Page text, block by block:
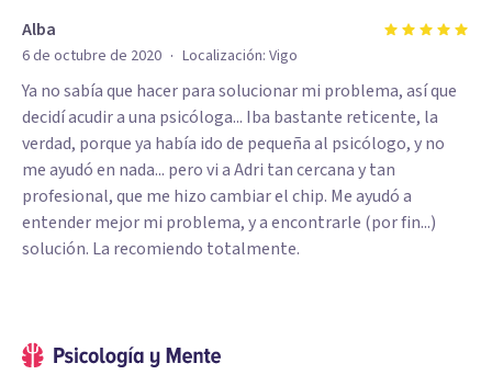
Alba
6 de octubre de 2020 · Localización: Vigo
Ya no sabía que hacer para solucionar mi problema, así que
decidí acudir a una psicóloga... Iba bastante reticente, la
verdad, porque ya había ido de pequeña al psicólogo, y no
me ayudó en nada... pero vi a Adri tan cercana y tan
profesional, que me hizo cambiar el chip. Me ayudó a
entender mejor mi problema, y a encontrarle (por fin...)
solución. La recomiendo totalmente.